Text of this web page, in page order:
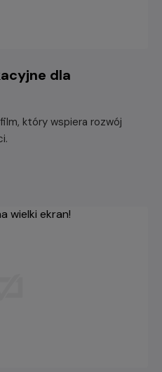
dla
który wspiera rozwój